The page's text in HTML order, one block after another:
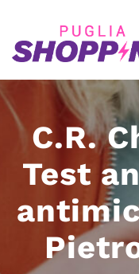
C.R.
Test